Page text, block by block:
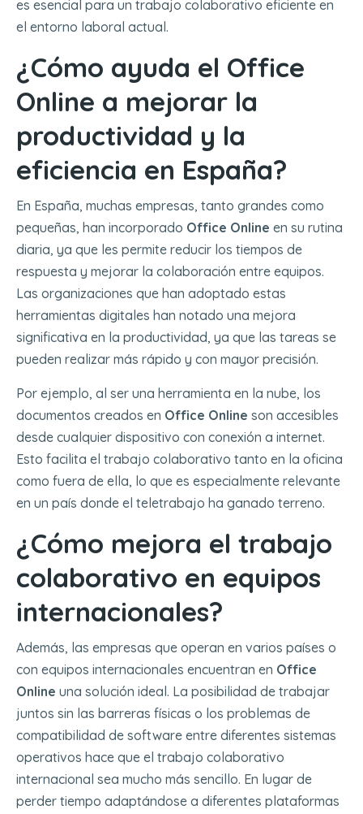
es esencial para un trabajo colaborativo eficiente en
el entorno laboral actual.
¿Cómo ayuda el Office
Online a mejorar la
productividad y la
eficiencia en España?
En España, muchas empresas, tanto grandes como
pequeñas, han incorporado Office Online en su rutina
diaria, ya que les permite reducir los tiempos de
respuesta y mejorar la colaboración entre equipos.
Las organizaciones que han adoptado estas
herramientas digitales han notado una mejora
significativa en la productividad, ya que las tareas se
pueden realizar más rápido y con mayor precisión.
Por ejemplo, al ser una herramienta en la nube, los
documentos creados en Office Online son accesibles
desde cualquier dispositivo con conexión a internet.
Esto facilita el trabajo colaborativo tanto en la oficina
como fuera de ella, lo que es especialmente relevante
en un país donde el teletrabajo ha ganado terreno.
¿Cómo mejora el trabajo
colaborativo en equipos
internacionales?
Además, las empresas que operan en varios países o
con equipos internacionales encuentran en Office
Online una solución ideal. La posibilidad de trabajar
juntos sin las barreras físicas o los problemas de
compatibilidad de software entre diferentes sistemas
operativos hace que el trabajo colaborativo
internacional sea mucho más sencillo. En lugar de
perder tiempo adaptándose a diferentes plataformas